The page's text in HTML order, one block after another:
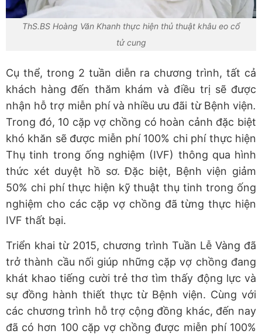
ThS.BS Hoàng Văn Khanh thực hiện thủ thuật khâu eo cổ
tử cung
Cụ thể, trong 2 tuần diễn ra chương trình, tất cả
khách hàng đến thăm khám và điều trị sẽ được
nhận hỗ trợ miễn phí và nhiều ưu đãi từ Bệnh viện.
Trong đó, 10 cặp vợ chồng có hoàn cảnh đặc biệt
khó khăn sẽ được miễn phí 100% chi phí thực hiện
Thụ tinh trong ống nghiệm (IVF) thông qua hình
thức xét duyệt hồ sơ. Đặc biệt, Bệnh viện giảm
50% chi phí thực hiện kỹ thuật thụ tinh trong ống
nghiệm cho các cặp vợ chồng đã từng thực hiện
IVF thất bại.
Triển khai từ 2015, chương trình Tuần Lễ Vàng đã
trở thành cầu nối giúp những cặp vợ chồng đang
khát khao tiếng cười trẻ thơ tìm thấy động lực và
sự đồng hành thiết thực từ Bệnh viện. Cùng với
các chương trình hỗ trợ cộng đồng khác, đến nay
đã có hơn 100 cặp vợ chồng được miễn phí 100%